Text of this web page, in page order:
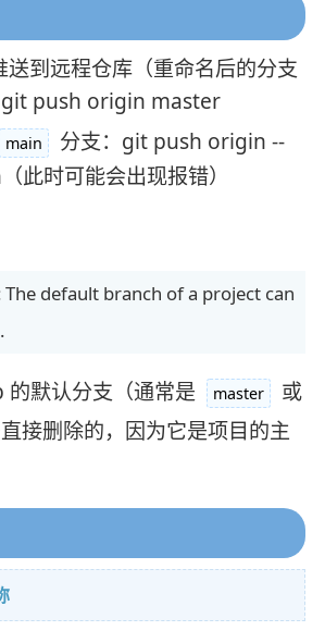
送到远程仓库（重命名后的分支
git push origin master
main
分支：git push origin --
此时可能会出现报错）
default branch of a project can
的默认分支（通常是 master 或
接删除的，因为它是项目的主